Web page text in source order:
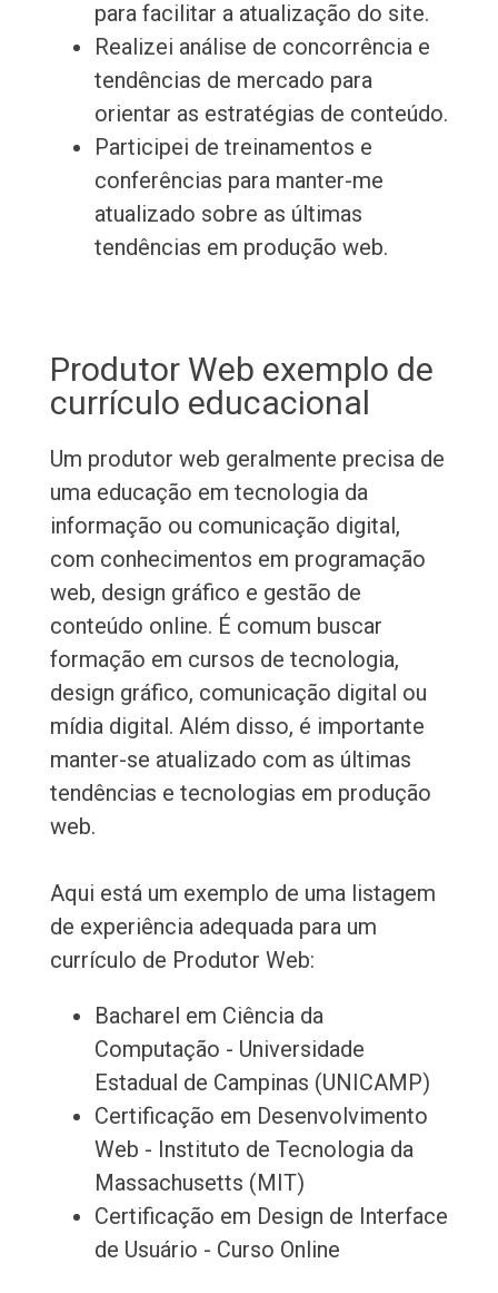
para facilitar a atualização do site.
Realizei análise de concorrência e
tendências de mercado para
orientar as estratégias de conteúdo.
Participei de treinamentos e
conferências para manter-me
atualizado sobre as últimas
tendências em produção web.
Produtor Web exemplo de
currículo educacional
Um produtor web geralmente precisa de
uma educação em tecnologia da
informação ou comunicação digital,
com conhecimentos em programação
web, design gráfico e gestão de
conteúdo online. É comum buscar
formação em cursos de tecnologia,
design gráfico, comunicação digital ou
mídia digital. Além disso, é importante
manter-se atualizado com as últimas
tendências e tecnologias em produção
web.
Aqui está um exemplo de uma listagem
de experiência adequada para um
currículo de Produtor Web:
Bacharel em Ciência da
Computação - Universidade
Estadual de Campinas (UNICAMP)
Certificação em Desenvolvimento
Web - Instituto de Tecnologia da
Massachusetts (MIT)
Certificação em Design de Interface
de Usuário - Curso Online